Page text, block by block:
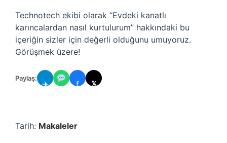
Technotech ekibi olarak “Evdeki kanatlı
karıncalardan nasıl kurtulurum” hakkındaki bu
içeriğin sizler için değerli olduğunu umuyoruz.
Görüşmek üzere!
Paylaş:
✈ f 𝕏
Tarih: Makaleler